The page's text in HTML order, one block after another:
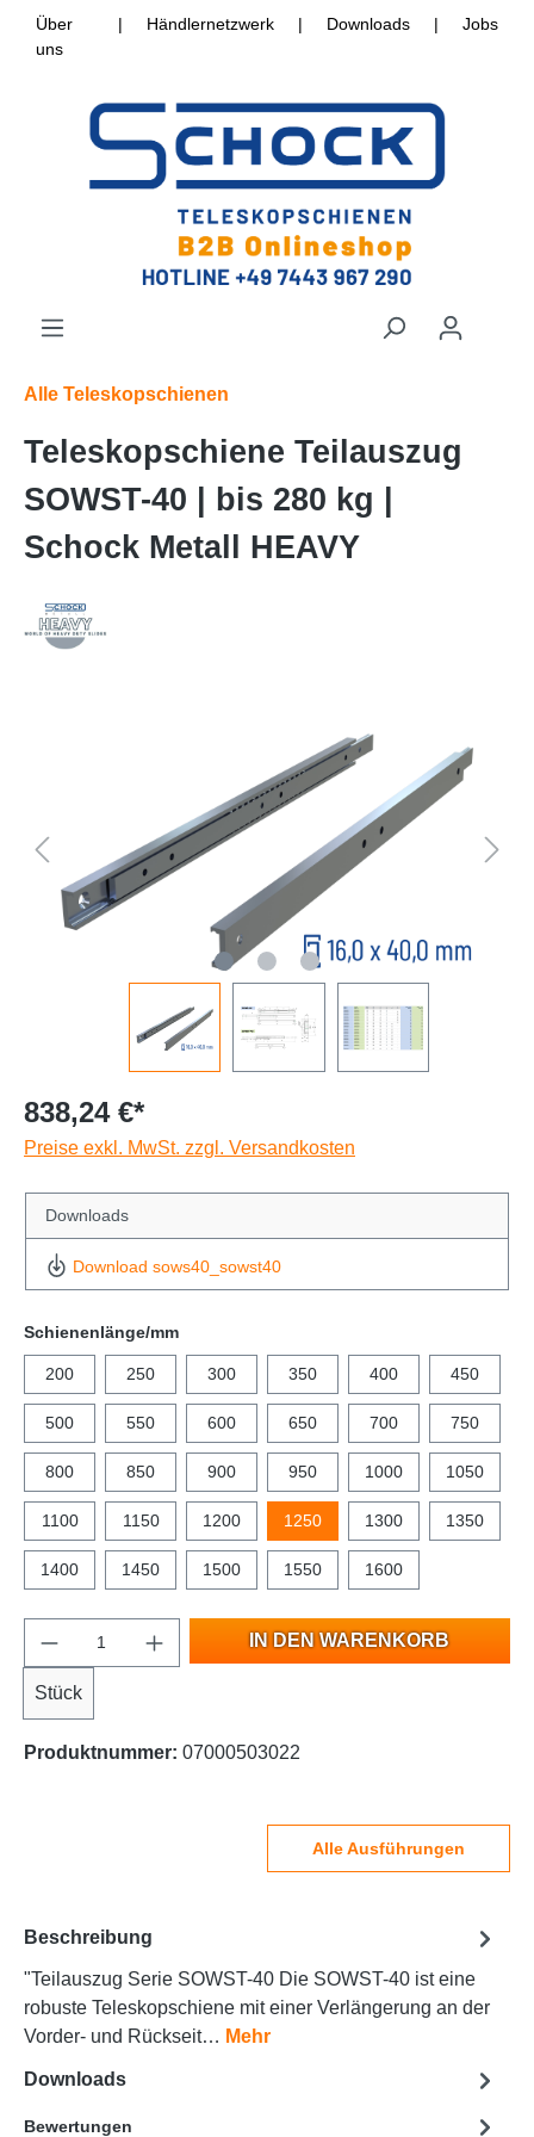
Über
uns
| Händlernetzwerk | Downloads | Jobs
Alle Teleskopschienen
Teleskopschiene Teilauszug
SOWST-40 | bis 280 kg |
Schock Metall HEAVY
838,24 €*
Preise exkl. MwSt. zzgl. Versandkosten
Downloads
Download sows40_sowst40
Schienenlänge/mm
200 250 300 350 400 450
500 550 600 650 700 750
800 850 900 950 1000 1050
1100 1150 1200 1250 1300 1350
1400 1450 1500 1550 1600
Stück
IN DEN WARENKORB
Produktnummer: 07000503022
Alle Ausführungen
Beschreibung
"Teilauszug Serie SOWST-40 Die SOWST-40 ist eine
robuste Teleskopschiene mit einer Verlängerung an der
Vorder- und Rückseit… Mehr
Downloads
Bewertungen